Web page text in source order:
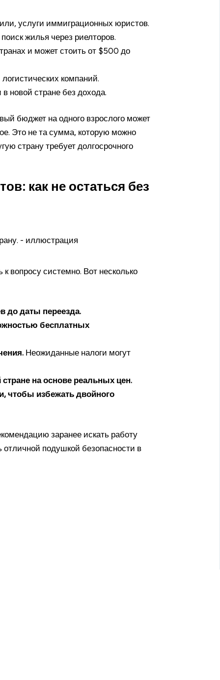
услуги иммиграционных юристов.
жилья через риелторов.
и может стоить от $500 до
компаний.
стране без дохода.
бюджет на одного взрослого может
Это не та сумма, которую можно
страну требует долгосрочного
как не остаться без
вопросу системно. Вот несколько
до даты переезда.
бесплатных
Неожиданные налоги могут
на основе реальных цен.
чтобы избежать двойного
заранее искать работу
отличной подушкой безопасности в